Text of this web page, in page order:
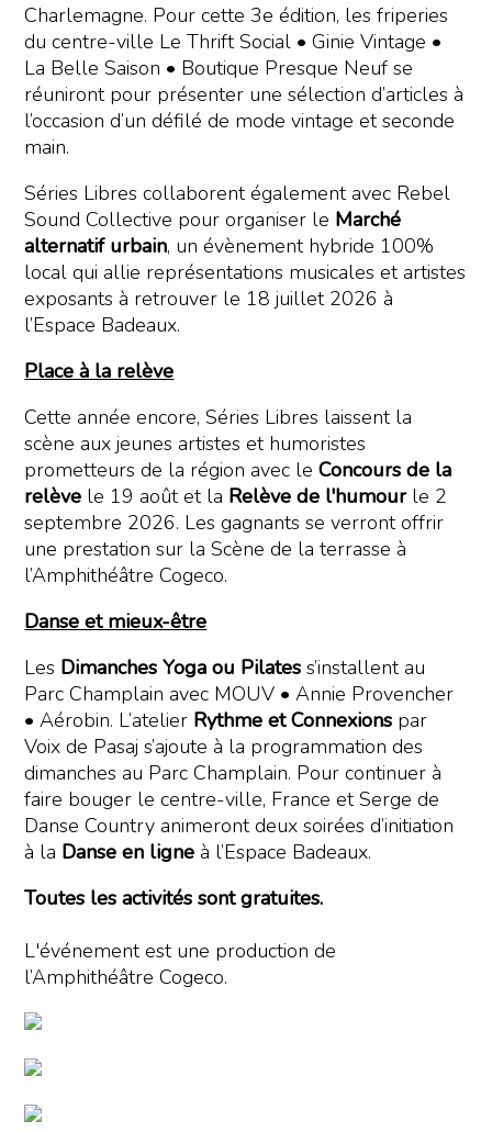
Charlemagne. Pour cette 3e édition, les friperies
du centre-ville Le Thrift Social • Ginie Vintage •
La Belle Saison • Boutique Presque Neuf se
réuniront pour présenter une sélection d’articles à
l’occasion d’un défilé de mode vintage et seconde
main.
Séries Libres collaborent également avec Rebel
Sound Collective pour organiser le Marché
alternatif urbain, un évènement hybride 100%
local qui allie représentations musicales et artistes
exposants à retrouver le 18 juillet 2026 à
l’Espace Badeaux.
Place à la relève
Cette année encore, Séries Libres laissent la
scène aux jeunes artistes et humoristes
prometteurs de la région avec leConcours de la
relève le 19 août et la Relève de l'humourle 2
septembre 2026. Les gagnants se verront offrir
une prestation sur la Scène de la terrasse à
l’Amphithéâtre Cogeco.
Danse et mieux-être
Les Dimanches Yoga ou Pilates s’installent au
Parc Champlain avec MOUV • Annie Provencher
• Aérobin. L’atelier Rythme et Connexions par
Voix de Pasaj s’ajoute à la programmation des
dimanches au Parc Champlain. Pour continuer à
faire bouger le centre-ville, France et Serge de
Danse Country animeront deux soirées d’initiation
à la Danse en ligne à l’Espace Badeaux.
Toutes les activités sont gratuites.
L'événement est une production de
l’Amphithéâtre Cogeco.